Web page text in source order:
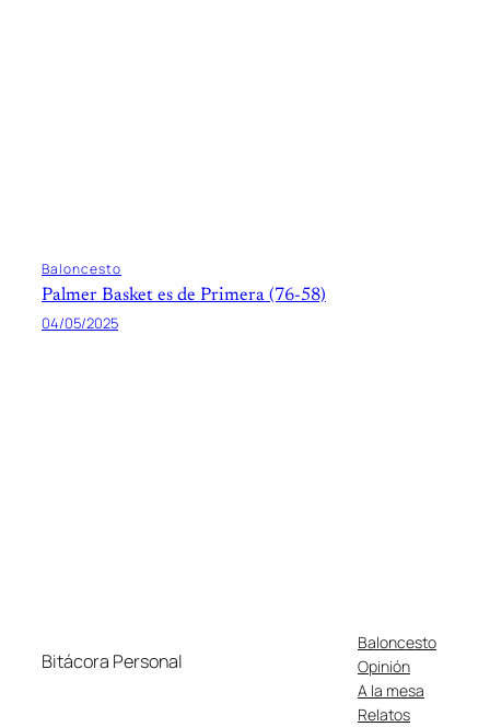
Baloncesto
Palmer Basket es de Primera (76-58)
04/05/2025
Bitácora Personal
Baloncesto
Opinión
A la mesa
Relatos